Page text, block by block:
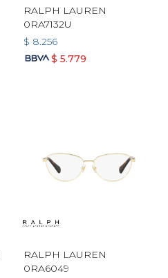
RALPH LAUREN
0RA7132U
$ 8.256
$ 5.779
RALPH LAUREN
0RA6049